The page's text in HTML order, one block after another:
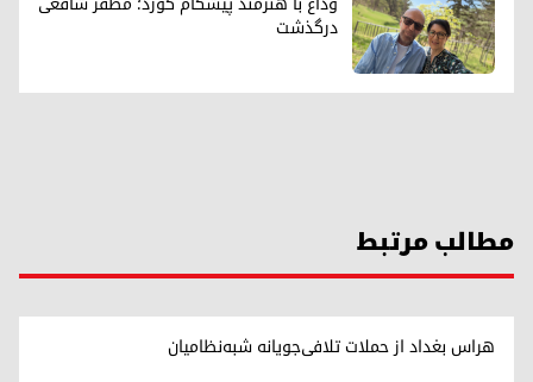
درگذشت
مطالب مرتبط
هراس بغداد از حملات تلافی‌جویانه شبه‌نظامیان